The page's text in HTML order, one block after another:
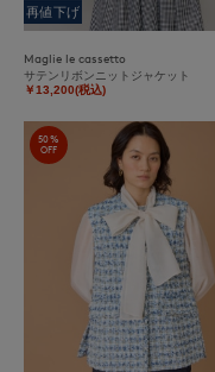
再値下げ
Maglie le cassetto
サテンリボンニットジャケット
￥13,200(税込)
50%
OFF